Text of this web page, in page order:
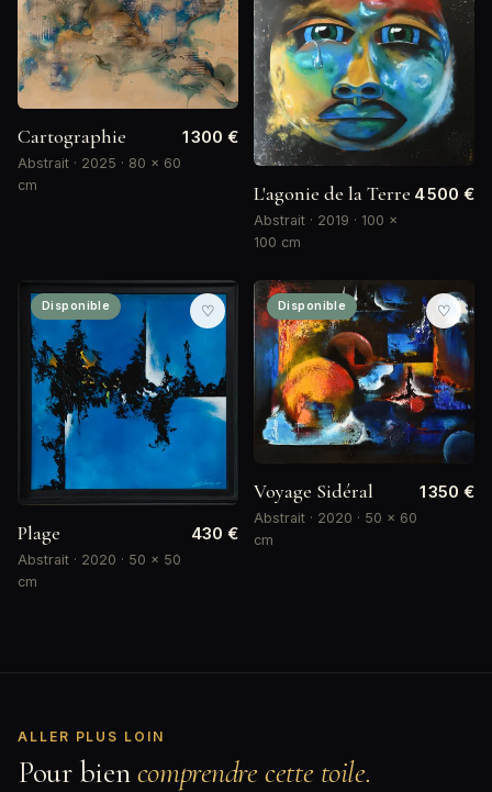
Cartographie
Abstrait · 2025 · 80 × 60
cm
1 300 €
L'agonie de la Terre
Abstrait · 2019 · 100 ×
100 cm
4 500 €
Disponible ♡
Plage
Abstrait · 2020 · 50 × 50
cm
430 €
Disponible ♡
Voyage Sidéral
Abstrait · 2020 · 50 × 60
cm
1 350 €
ALLER PLUS LOIN
Pour biencomprendre cette toile.